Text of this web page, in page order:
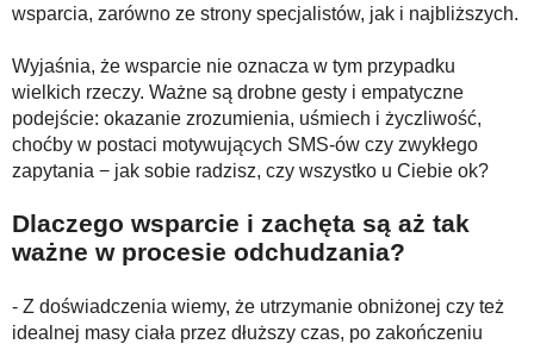
wsparcia, zarówno ze strony specjalistów, jak i najbliższych.
Wyjaśnia, że wsparcie nie oznacza w tym przypadku
wielkich rzeczy. Ważne są drobne gesty i empatyczne
podejście: okazanie zrozumienia, uśmiech i życzliwość,
choćby w postaci motywujących SMS-ów czy zwykłego
zapytania − jak sobie radzisz, czy wszystko u Ciebie ok?
Dlaczego wsparcie i zachęta są aż tak
ważne w procesie odchudzania?
- Z doświadczenia wiemy, że utrzymanie obniżonej czy też
idealnej masy ciała przez dłuższy czas, po zakończeniu